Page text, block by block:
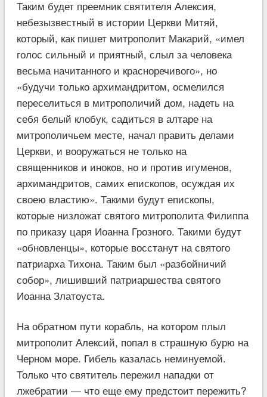
Таким будет преемник святителя Алексия,
небезызвестный в истории Церкви Митяй,
который, как пишет митрополит Макарий, «имел
голос сильный и приятный, слыл за человека
весьма начитанного и красноречивого», но
«будучи только архимандритом, осмелился
переселиться в митрополичий дом, надеть на
себя белый клобук, садиться в алтаре на
митрополичьем месте, начал править делами
Церкви, и вооружаться не только на
священников и иноков, но и против игуменов,
архимандритов, самих епископов, осуждая их
своею властию». Такими будут епископы,
которые низложат святого митрополита Филиппа
по приказу царя Иоанна Грозного. Такими будут
«обновленцы», которые восстанут на святого
патриарха Тихона. Таким был «разбойничий
собор», лишивший патриаршества святого
Иоанна Златоуста.
На обратном пути корабль, на котором плыл
митрополит Алексий, попал в страшную бурю на
Черном море. Гибель казалась неминуемой.
Только что святитель пережил нападки от
лжебратии — что еще ему предстоит пережить?